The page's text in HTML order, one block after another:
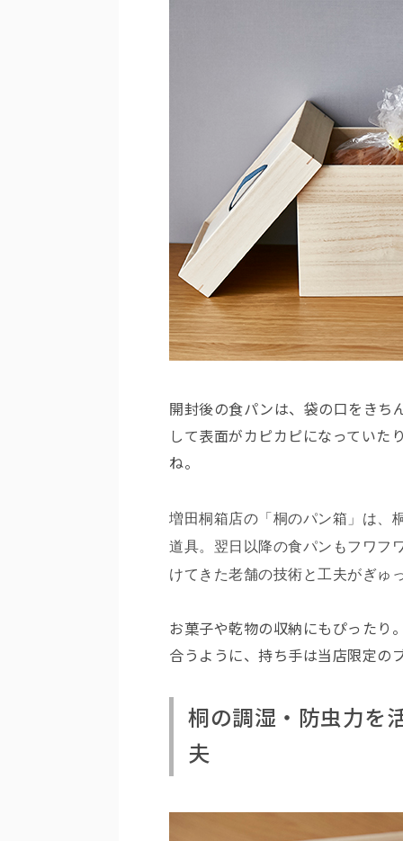
開封後の食パンは、袋の口をきち
して表面がカピカピになっていた
ね。
増田桐箱店の「桐のパン箱」は、
道具。翌日以降の食パンもフワフ
けてきた老舗の技術と工夫がぎゅ
お菓子や乾物の収納にもぴったり
合うように、持ち手は当店限定の
桐の調湿・防虫力を
夫